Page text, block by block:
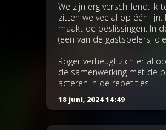
We zijn erg verschillend:
zitten we veelal op één
maakt de beslissingen. In
(een van de gastspelers,
Roger verheugt zich er al
de samenwerking met de
acteren in de repetities.
18 juni, 2024 14:49